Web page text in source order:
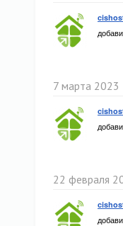
7 марта 2023
22 февраля